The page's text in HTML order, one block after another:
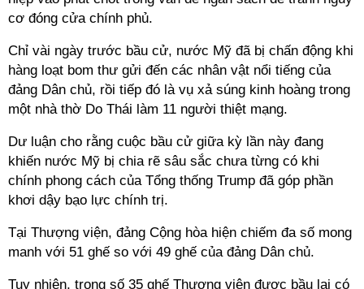
cơ đóng cửa chính phủ.
Chỉ vài ngày trước bầu cử, nước Mỹ đã bị chấn động khi
hàng loạt bom thư gửi đến các nhân vật nổi tiếng của
đảng Dân chủ, rồi tiếp đó là vụ xả súng kinh hoàng trong
một nhà thờ Do Thái làm 11 người thiệt mạng.
Dư luận cho rằng cuộc bầu cử giữa kỳ lần này đang
khiến nước Mỹ bị chia rẽ sâu sắc chưa từng có khi
chính phong cách của Tổng thống Trump đã góp phần
khơi dậy bạo lực chính trị.
Tại Thượng viện, đảng Cộng hòa hiện chiếm đa số mong
manh với 51 ghế so với 49 ghế của đảng Dân chủ.
Tuy nhiên, trong số 35 ghế Thượng viện được bầu lại có